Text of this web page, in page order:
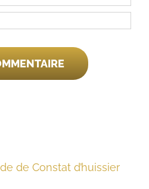
de Constat d’huissier